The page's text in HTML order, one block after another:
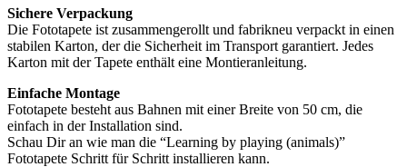
Sichere Verpackung
Die Fototapete ist zusammengerollt und fabrikneu verpackt in einen
stabilen Karton, der die Sicherheit im Transport garantiert. Jedes
Karton mit der Tapete enthält eine Montieranleitung.
Einfache Montage
Fototapete besteht aus Bahnen mit einer Breite von 50 cm, die
einfach in der Installation sind.
Schau Dir an wie man die “Learning by playing (animals)”
Fototapete Schritt für Schritt installieren kann.